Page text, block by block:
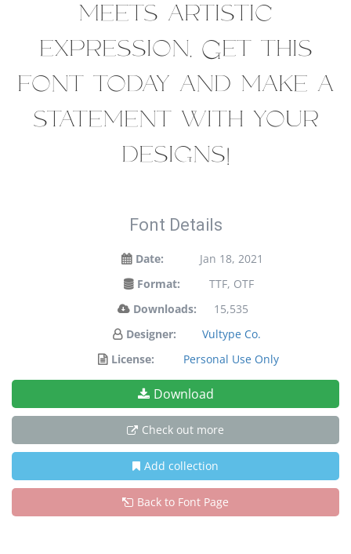
meets artistic
expression. Get this
font today and make a
statement with your
designs!
Font Details
Date:
Jan 18, 2021
Format:
TTF, OTF
Downloads:
15,535
Designer:
Vultype Co.
License:
Personal Use Only
Download
Check out more
Add collection
Back to Font Page